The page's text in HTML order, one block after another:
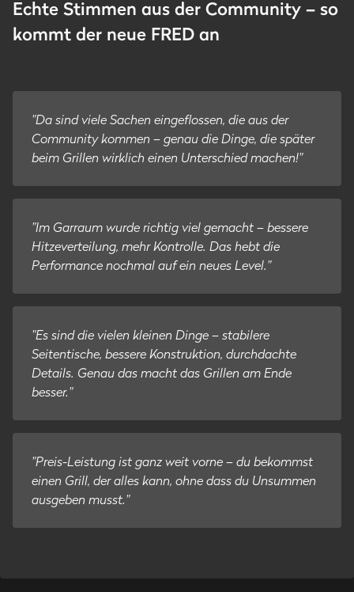
Echte Stimmen aus der Community – so
kommt der neue FRED an
"Da sind viele Sachen eingeflossen, die aus der
Community kommen – genau die Dinge, die später
beim Grillen wirklich einen Unterschied machen!"
"Im Garraum wurde richtig viel gemacht – bessere
Hitzeverteilung, mehr Kontrolle. Das hebt die
Performance nochmal auf ein neues Level."
"Es sind die vielen kleinen Dinge – stabilere
Seitentische, bessere Konstruktion, durchdachte
Details. Genau das macht das Grillen am Ende
besser."
"Preis-Leistung ist ganz weit vorne – du bekommst
einen Grill, der alles kann, ohne dass du Unsummen
ausgeben musst."